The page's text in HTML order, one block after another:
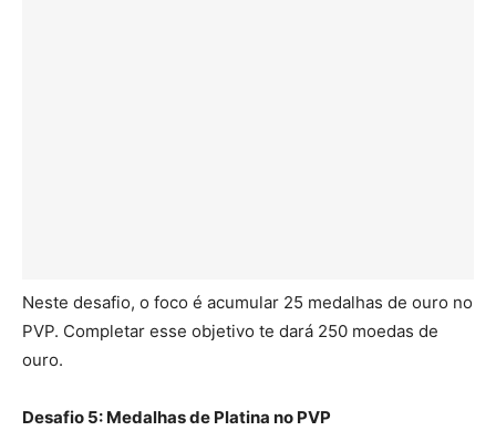
Neste desafio, o foco é acumular 25 medalhas de ouro no
PVP. Completar esse objetivo te dará 250 moedas de
ouro.
Desafio 5: Medalhas de Platina no PVP